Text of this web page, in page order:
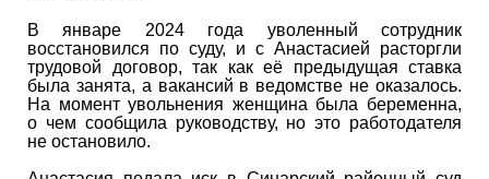
В январе 2024 года уволенный сотрудник
восстановился по суду, и с Анастасией расторгли
трудовой договор, так как её предыдущая ставка
была занята, а вакансий в ведомстве не оказалось.
На момент увольнения женщина была беременна,
о чем сообщила руководству, но это работодателя
не остановило.